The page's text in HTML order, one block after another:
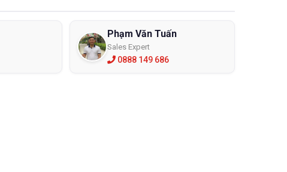
Phạm Văn Tuấn
Sales Expert
0888 149 686